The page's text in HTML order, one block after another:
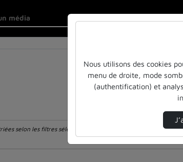
selon les filtres sélectionnés ci-dessous. Consultez les
Nous utilisons des cookies
menu de droite, mode
(authentification) et